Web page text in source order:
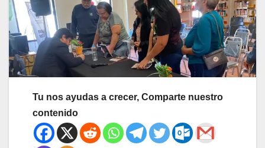
Tu nos ayudas a crecer, Comparte nuestro
contenido